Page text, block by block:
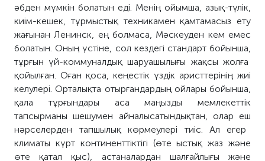
әбденмүмкін болатын еді. Менің ойымша, азық-түлік,
киім-кешек, тұрмыстық техникамен қамтамасыз ету
жағынан Ленинск, ең болмаса, Мәскеуден кем емес
болатын. Оның үстіне, сол кездегі стандарт бойынша,
тұрғын үй-коммуналдық шаруашылығы жақсы жолға
қойылған.Оған қоса, кеңестік үздік аристтерініңжиі
келулері. Орталықта отырғандардың ойлары бойынша,
қала тұрғындары аса маңызды мемлекеттік
тапсырманы шешумен айналысатындықтан, олар еш
нәрселерден тапшылық көрмеулері тиіс. Ал егер
климаты күрт континенттіктігі (өтеыстық жаз және
өте қатал қыс), астаналардан шалғайлығы және